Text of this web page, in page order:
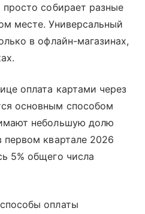
просто собирает разные
месте. Универсальный
в офлайн-магазинах,
оплата картами через
основным способом
небольшую долю
квартале 2026
5% общего числа
оплаты